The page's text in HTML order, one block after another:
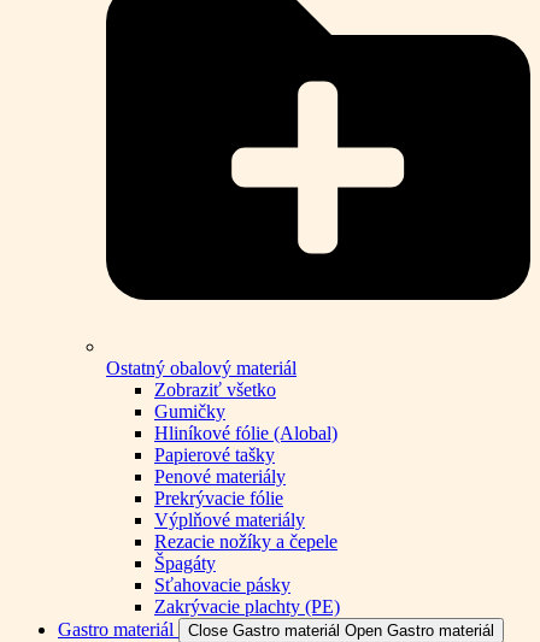
Ostatný obalový materiál
Zobraziť všetko
Gumičky
Hliníkové fólie (Alobal)
Papierové tašky
Penové materiály
Prekrývacie fólie
Výplňové materiály
Rezacie nožíky a čepele
Špagáty
Sťahovacie pásky
Zakrývacie plachty (PE)
Gastro materiál
Close Gastro materiál Open Gastro materiál